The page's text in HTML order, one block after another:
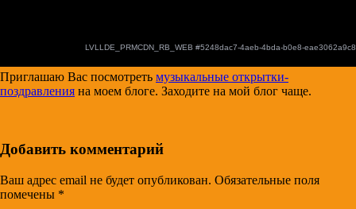
Приглашаю Вас посмотреть музыкальные открытки-
поздравления на моем блоге. Заходите на мой блог чаще.
Добавить комментарий
Ваш адрес email не будет опубликован. Обязательные поля
помечены *